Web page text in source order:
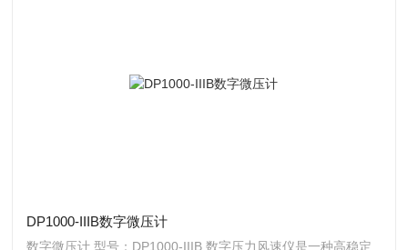
DP1000-IIIB数字微压计
数字微压计 型号：DP1000-IIIB 数字压力风速仪是一种高稳定